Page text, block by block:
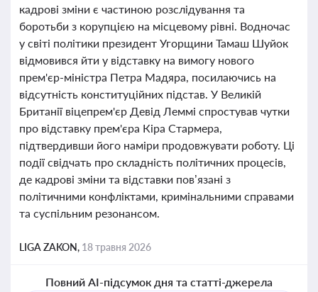
кадрові зміни є частиною розслідування та
боротьби з корупцією на місцевому рівні. Водночас
у світі політики президент Угорщини Тамаш Шуйок
відмовився йти у відставку на вимогу нового
прем'єр-міністра Петра Мадяра, посилаючись на
відсутність конституційних підстав. У Великій
Британії віцепрем'єр Девід Леммі спростував чутки
про відставку прем'єра Кіра Стармера,
підтвердивши його наміри продовжувати роботу. Ці
події свідчать про складність політичних процесів,
де кадрові зміни та відставки пов’язані з
політичними конфліктами, кримінальними справами
та суспільним резонансом.
LIGA ZAKON, 18 травня 2026
Повний AI-підсумок дня та статті-джерела